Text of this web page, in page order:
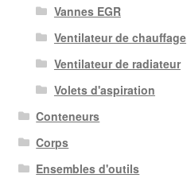
Vannes EGR
Ventilateur de chauffage
Ventilateur de radiateur
Volets d'aspiration
Conteneurs
Corps
Ensembles d'outils